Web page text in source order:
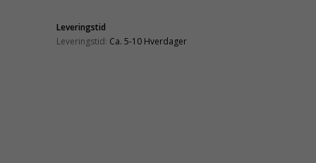
Leveringstid
Leveringstid: Ca. 5-10 Hverdager